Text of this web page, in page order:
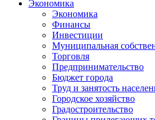
Экономика
Экономика
Финансы
Инвестиции
Муниципальная
Торговля
Предпринимательство
Бюджет города
Труд и занятость
Городское хозяйство
Градостроительство